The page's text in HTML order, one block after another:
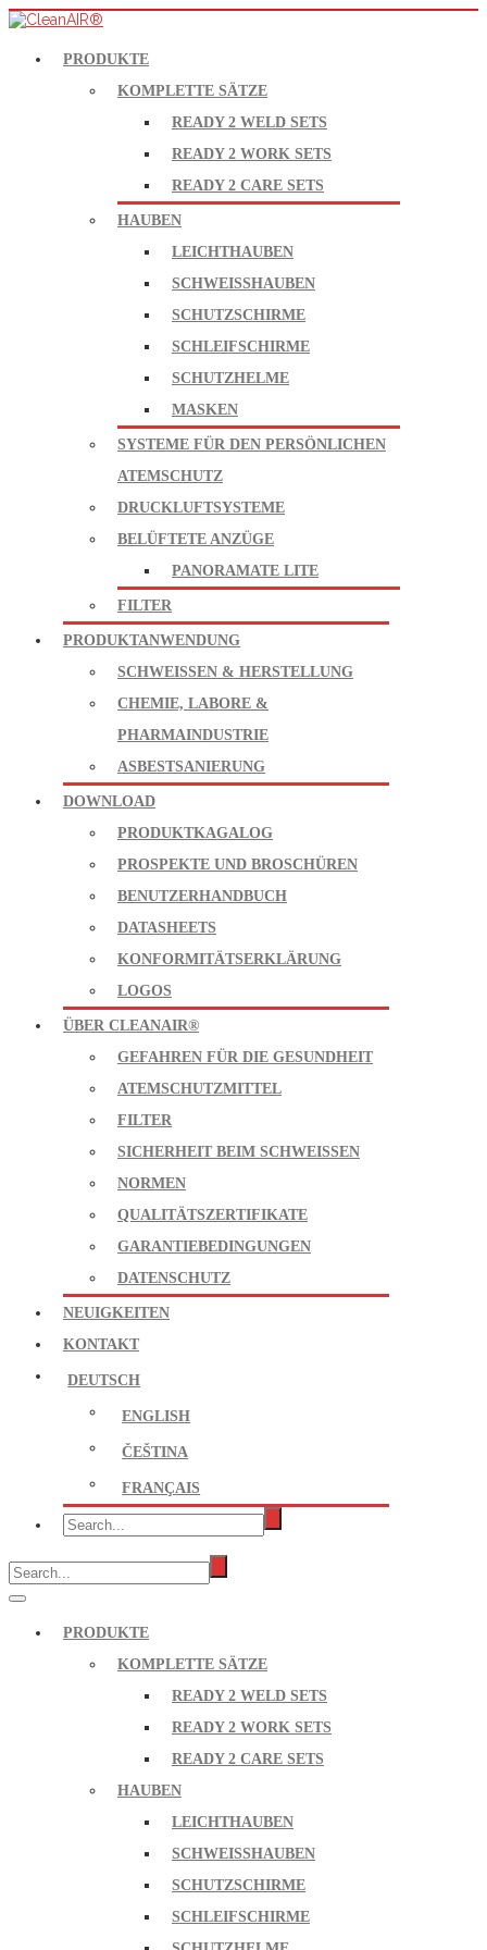
PRODUKTE
KOMPLETTE SÄTZE
READY 2 WELD SETS
READY 2 WORK SETS
READY 2 CARE SETS
HAUBEN
LEICHTHAUBEN
SCHWEISSHAUBEN
SCHUTZSCHIRME
SCHLEIFSCHIRME
SCHUTZHELME
MASKEN
SYSTEME FÜR DEN PERSÖNLICHEN
ATEMSCHUTZ
DRUCKLUFTSYSTEME
BELÜFTETE ANZÜGE
PANORAMATE LITE
FILTER
PRODUKTANWENDUNG
SCHWEISSEN & HERSTELLUNG
CHEMIE, LABORE &
PHARMAINDUSTRIE
ASBESTSANIERUNG
DOWNLOAD
PRODUKTKAGALOG
PROSPEKTE UND BROSCHÜREN
BENUTZERHANDBUCH
DATASHEETS
KONFORMITÄTSERKLÄRUNG
LOGOS
ÜBER CLEANAIR®
GEFAHREN FÜR DIE GESUNDHEIT
ATEMSCHUTZMITTEL
FILTER
SICHERHEIT BEIM SCHWEISSEN
NORMEN
QUALITÄTSZERTIFIKATE
GARANTIEBEDINGUNGEN
DATENSCHUTZ
NEUIGKEITEN
KONTAKT
DEUTSCH
ENGLISH
ČEŠTINA
FRANÇAIS
PRODUKTE
KOMPLETTE SÄTZE
READY 2 WELD SETS
READY 2 WORK SETS
READY 2 CARE SETS
HAUBEN
LEICHTHAUBEN
SCHWEISSHAUBEN
SCHUTZSCHIRME
SCHLEIFSCHIRME